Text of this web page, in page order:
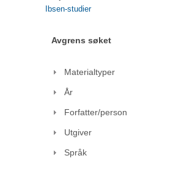
Ibsen-studier
Avgrens søket
Materialtyper
År
Forfatter/person
Utgiver
Språk